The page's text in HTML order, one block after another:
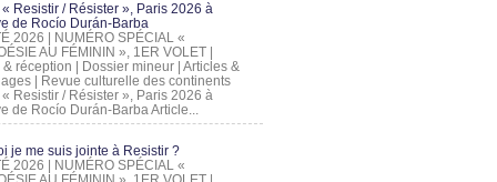
Resistir / Résister », Paris 2026 à
de Rocío Durán-Barba
2026 | NUMÉRO SPÉCIAL «
AU FÉMININ », 1ER VOLET |
réception | Dossier mineur | Articles &
| Revue culturelle des continents
Resistir / Résister », Paris 2026 à
de Rocío Durán-Barba Article...
je me suis jointe à Resistir ?
2026 | NUMÉRO SPÉCIAL «